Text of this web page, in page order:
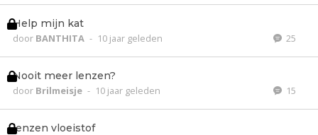
Help mijn kat
door BANTHITA - 10 jaar geleden 25
Nooit meer lenzen?
door Brilmeisje - 10 jaar geleden 15
lenzen vloeistof